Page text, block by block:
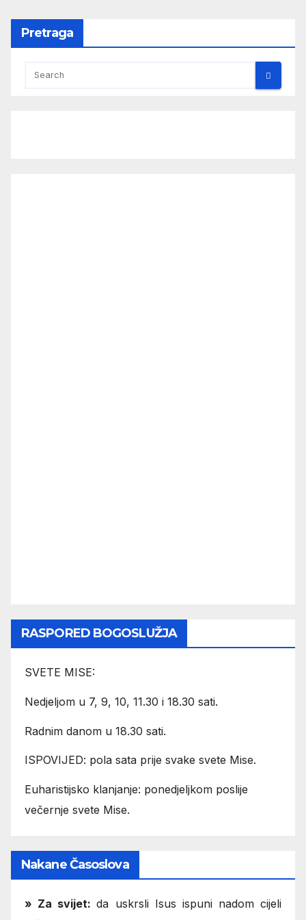
Pretraga
RASPORED BOGOSLUŽJA
SVETE MISE:
Nedjeljom u 7, 9, 10, 11.30 i 18.30 sati.
Radnim danom u 18.30 sati.
ISPOVIJED: pola sata prije svake svete Mise.
Euharistijsko klanjanje: ponedjeljkom poslije
večernje svete Mise.
Nakane Časoslova
» Za svijet:da uskrsli Isus ispuni nadom cijeli